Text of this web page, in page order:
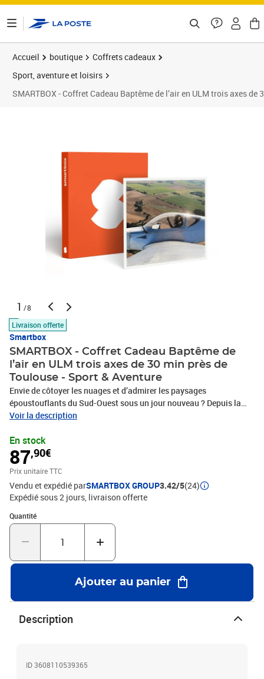
Accueil boutique
Coffrets cadeaux
Sport, aventure et loisirs
SMARTBOX - Coffret Cadeau Baptême de l’air en ULM trois axes
1 /8
Livraison offerte
Smartbox
SMARTBOX - Coffret Cadeau Baptême de
l’air en ULM trois axes de 30 min près de
Toulouse - Sport & Aventure
Envie de côtoyer les nuages et d’admirer les paysages
époustouflants du Sud-Ouest sous un jour nouveau ? Depuis la
base ULM de La Ramière à Giroussens, le club ULM Axair vous
côtés de votre instructeur dans un ULM trois axes et profitez d’un
exaltant baptême de l’air de 30 min, prévu pour 1 personne. Cet
aéronef, ayant une vitesse de décrochage inférieure ou égale à 65
km/h, vous fera vivre une fabuleuse expérience aérienne, à des
milliers de pieds d’altitude. Vous vivrez ce moment avec un
professionnel, heureux de partager avec vous sa passion.
N’attendez plus, découvrez les plaisirs de l'air et prenez votre envol
!Baptême de l’air en ULM trois axes de 30 min près de Toulouse
Voir la description
En stock
87,90€
Prix unitaire TTC
Vendu et expédié parSMARTBOX GROUP3.42/5(24)
Expédié sous 2 jours livraison offerte
Quantité
Quantité : 1
Ajouter au panier
Description
ID 3608110539365